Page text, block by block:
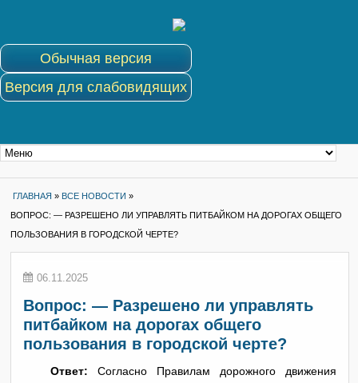
Обычная версия
Версия для слабовидящих
ГЛАВНАЯ » ВСЕ НОВОСТИ »
ВОПРОС: — РАЗРЕШЕНО ЛИ УПРАВЛЯТЬ ПИТБАЙКОМ НА ДОРОГАХ ОБЩЕГО
ПОЛЬЗОВАНИЯ В ГОРОДСКОЙ ЧЕРТЕ?
06.11.2025
Вопрос: — Разрешено ли управлять
питбайком на дорогах общего
пользования в городской черте?
Ответ: Согласно Правилам дорожного движения